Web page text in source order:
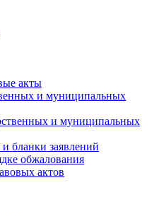
акты
и муниципальных
и муниципальных
бланки заявлений
обжалования
актов